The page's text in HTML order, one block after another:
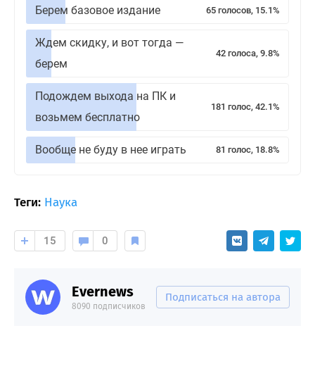
Берем базовое издание 65 голосов, 15.1%
Ждем скидку, и вот тогда —
берем
42 голоса, 9.8%
Подождем выхода на ПК и
возьмем бесплатно
181 голос, 42.1%
Вообще не буду в нее играть 81 голос, 18.8%
Теги: Наука
15 0
Evernews
8090 подписчиков
Подписаться на автора